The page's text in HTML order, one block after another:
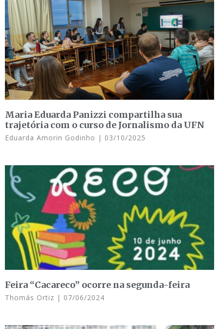
Maria Eduarda Panizzi compartilha sua
trajetória com o curso de Jornalismo da UFN
Eduarda Amorin Godinho 03/10/2025
Feira “Cacareco” ocorre na segunda-feira
Thomás Ortiz 07/06/2024